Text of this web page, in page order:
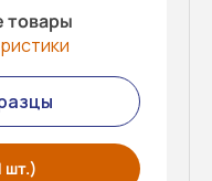
товары
шт.)